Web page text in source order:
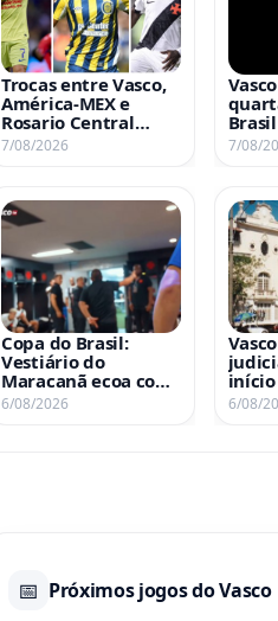
Trocas entre Vasco,
América-MEX e
Rosario Central
podem envolver
7/08/2026 7/08/
Copa do Brasil:
Vestiário do
Maracanã ecoa com
o tradicional grito
6/08/2026
início
6/08/
📅 Próximos jogos do Vasco